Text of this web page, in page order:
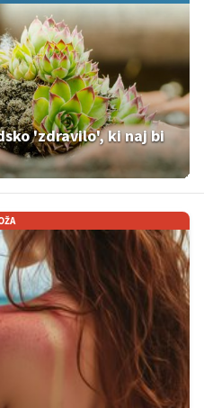
'zdravilo', ki naj bi